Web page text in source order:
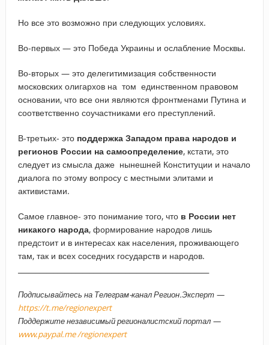
Но все это возможно при следующих условиях.
Во-первых — это Победа Украины и ослабление Москвы.
Во-вторых — это делегитимизация собственности
московских олигархов на том единственном правовом
основании, что все они являются фронтменами Путина и
соответственно соучастниками его преступлений.
В-третьих- это поддержка Западом права народов и
регионов России на самоопределение, кстати, это
следует из смысла даже нынешней Конституции и начало
диалога по этому вопросу с местными элитами и
активистами.
Самое главное- это понимание того, чтов России нет
никакого народа, формирование народов лишь
предстоит и в интересах как населения, проживающего
там, так и всех соседних государств и народов.
Подписывайтесь на Телеграм-канал Регион.Эксперт —
https://t.me/regionexpert
Поддержите независимый регионалистский портал —
www.paypal.me /regionexpert